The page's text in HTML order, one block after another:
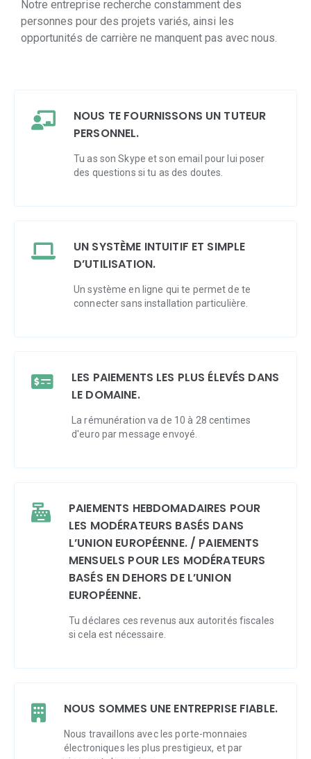
Notre entreprise recherche constamment des
personnes pour des projets variés, ainsi les
opportunités de carrière ne manquent pas avec nous.
NOUS TE FOURNISSONS UN TUTEUR
PERSONNEL.
Tu as son Skype et son email pour lui poser
des questions si tu as des doutes.
UN SYSTÈME INTUITIF ET SIMPLE
D’UTILISATION.
Un système en ligne qui te permet de te
connecter sans installation particulière.
LES PAIEMENTS LES PLUS ÉLEVÉS DANS
LE DOMAINE.
La rémunération va de 10 à 28 centimes
d'euro par message envoyé.
PAIEMENTS HEBDOMADAIRES POUR
LES MODÉRATEURS BASÉS DANS
L’UNION EUROPÉENNE. / PAIEMENTS
MENSUELS POUR LES MODÉRATEURS
BASÉS EN DEHORS DE L’UNION
EUROPÉENNE.
Tu déclares ces revenus aux autorités fiscales
si cela est nécessaire.
NOUS SOMMES UNE ENTREPRISE FIABLE.
Nous travaillons avec les porte-monnaies
électroniques les plus prestigieux, et par